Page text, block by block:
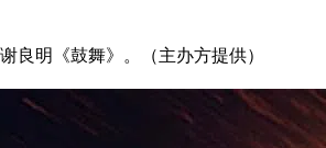
良明《鼓舞》。（主办方提供）